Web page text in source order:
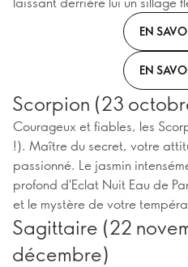
EN
EN
Scorpion (23
Courageux et fiables, les
!). Maître du secret, votre
passionné. Le jasmin
profond d'Eclat Nuit Eau de
et le mystère de votre
Sagittaire (22
décembre)